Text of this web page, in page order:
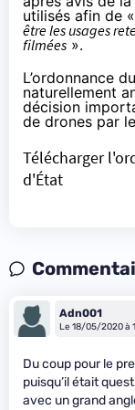
utilisés afin de «
être les usages
filmées ».
L’ordonnance
naturellement
décision
de drones par
Télécharger
d'État
Adn001
Le 18/05/2020 à
Du coup pour le
puisqu’il était
avec un grand